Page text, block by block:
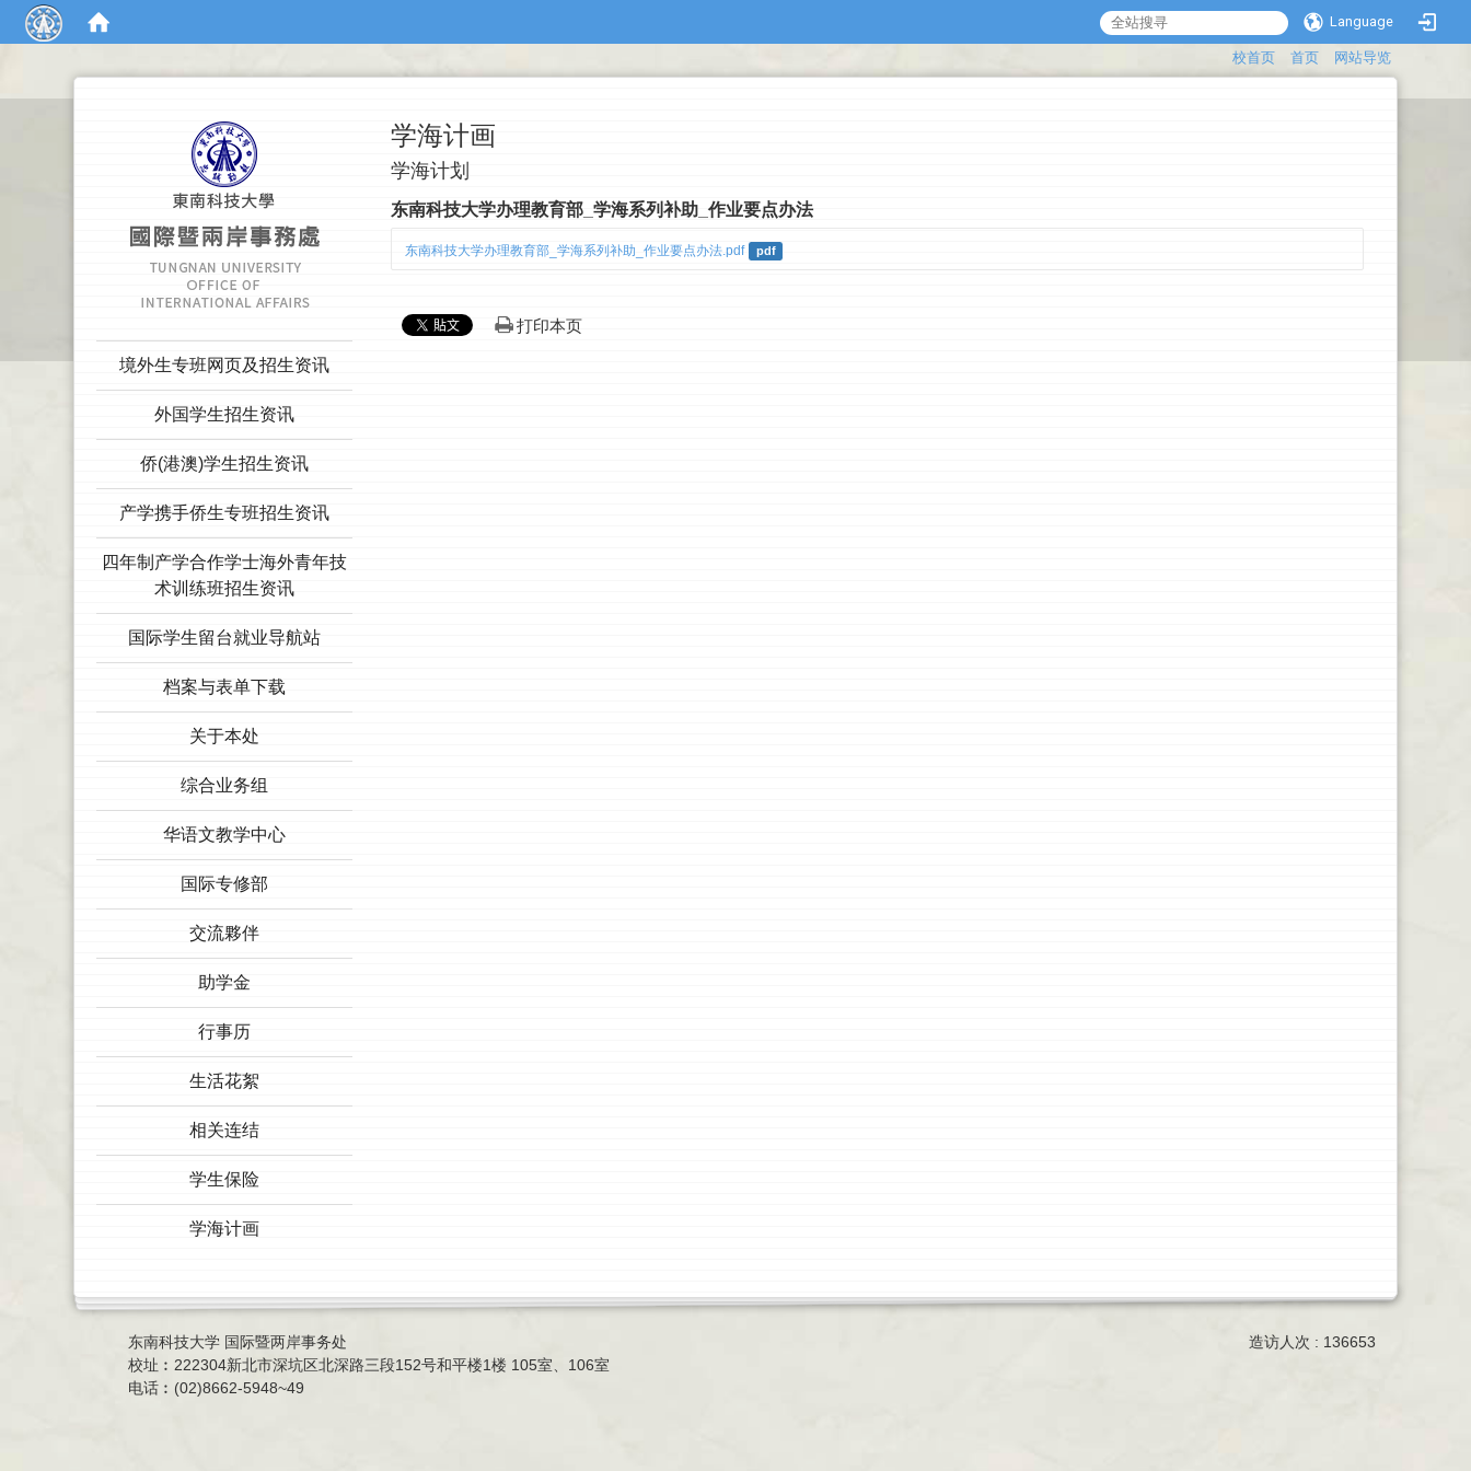
Language
校首页 首页 网站导览
境外生专班网页及招生资讯
外国学生招生资讯
侨(港澳)学生招生资讯
产学携手侨生专班招生资讯
四年制产学合作学士海外青年技
术训练班招生资讯
国际学生留台就业导航站
档案与表单下载
关于本处
综合业务组
华语文教学中心
国际专修部
交流夥伴
助学金
行事历
生活花絮
相关连结
学生保险
学海计画
学海计画
学海计划
东南科技大学办理教育部_学海系列补助_作业要点办法
东南科技大学办理教育部_学海系列补助_作业要点办法.pdf pdf
打印本页
东南科技大学 国际暨两岸事务处
校址︰222304新北市深坑区北深路三段152号和平楼1楼 105室、106室
电话︰(02)8662-5948~49
造访人次 : 136653